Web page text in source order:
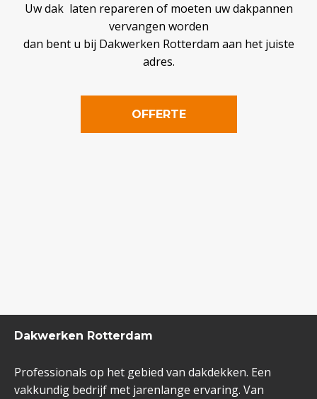
Uw dak laten repareren of moeten uw dakpannen
vervangen worden
dan bent u bij Dakwerken Rotterdam aan het juiste
adres.
OFFERTE
Dakwerken Rotterdam
Professionals op het gebied van dakdekken. Een
vakkundig bedrijf met jarenlange ervaring. Van